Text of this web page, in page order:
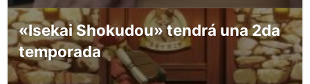
«Isekai Shokudou» tendrá una 2da
temporada